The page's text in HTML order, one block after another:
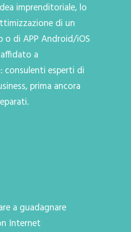
imprenditoriale, lo
di un
di APP Android/iOS
a
consulenti esperti di
prima ancora
a guadagnare
Internet